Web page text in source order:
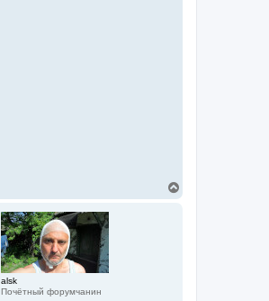
alsk
Почётный форумчанин